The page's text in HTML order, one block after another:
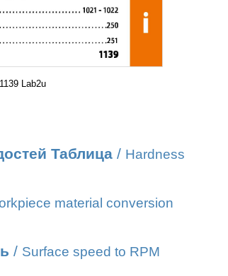
Lab2u
Таблица / Hardness
material conversion
/ Surface speed to RPM